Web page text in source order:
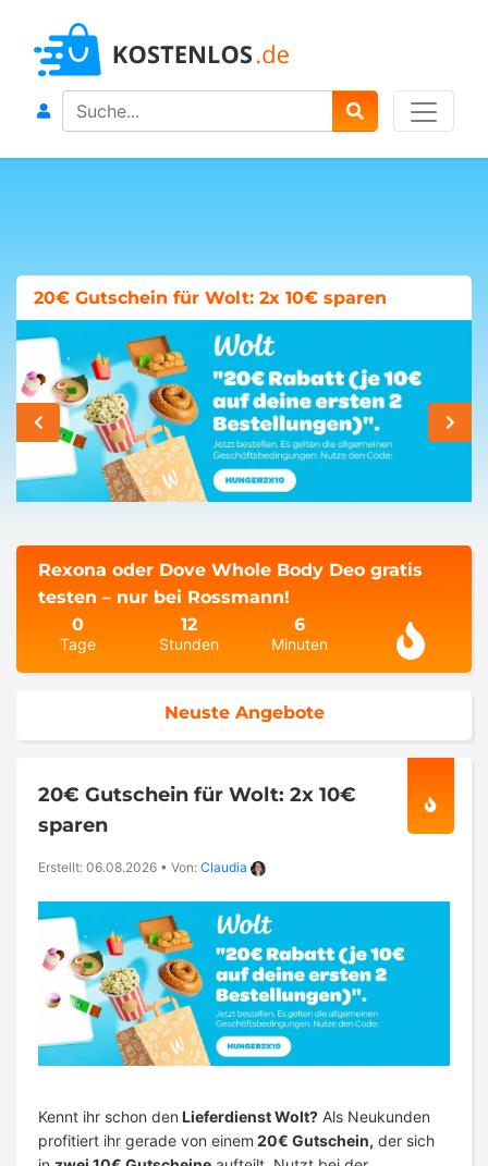
Search
20€ Gutschein für Wolt: 2x 10€ sparen
Rexona oder Dove Whole Body Deo gratis
testen – nur bei Rossmann!
0
Tage
12
Stunden
6
Minuten
Neuste Angebote
20€ Gutschein für Wolt: 2x 10€
sparen
Erstellt: 06.08.2026 • Von: Claudia
Kennt ihr schon den Lieferdienst Wolt? Als Neukunden
profitiert ihr gerade von einem 20€ Gutschein, der sich